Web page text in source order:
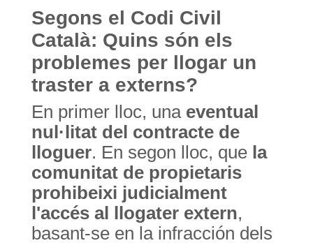
Segons el Codi Civil
Català: Quins són els
problemes per llogar un
traster a externs?
En primer lloc, una eventual
nul·litat del contracte de
lloguer. En segon lloc, que la
comunitat de propietaris
prohibeixi judicialment
l'accés al llogater extern,
basant-se en la infracción dels